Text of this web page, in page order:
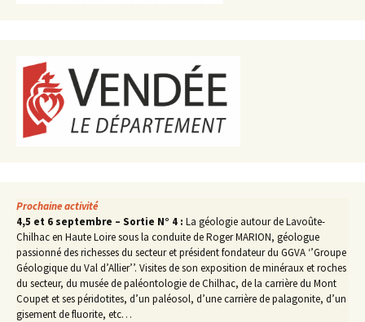
Prochaine activité
4,5 et 6 septembre – Sortie N° 4 : La géologie autour de Lavoûte-
Chilhac en Haute Loire sous la conduite de Roger MARION, géologue
passionné des richesses du secteur et président fondateur du GGVA ‘’Groupe
Géologique du Val d’Allier’’. Visites de son exposition de minéraux et roches
du secteur, du musée de paléontologie de Chilhac, de la carrière du Mont
Coupet et ses péridotites, d’un paléosol, d’une carrière de palagonite, d’un
gisement de fluorite, etc…